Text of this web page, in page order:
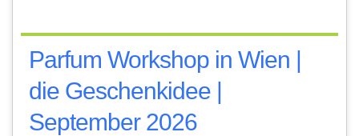
Parfum Workshop in Wien |
die Geschenkidee |
September 2026